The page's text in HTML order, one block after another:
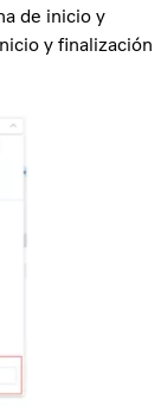
de inicio y
y finalización